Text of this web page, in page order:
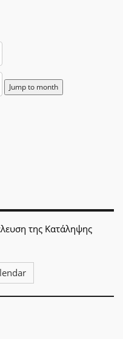
Jump to month
της Κατάληψης